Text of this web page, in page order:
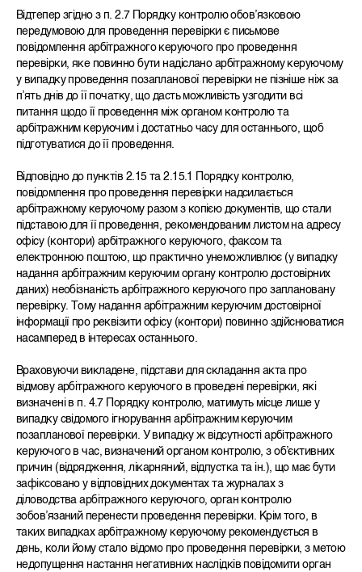
Відтепер згідно з п. 2.7 Порядку контролю обов’язковою
передумовою для проведення перевірки є письмове
повідомлення арбітражного керуючого про проведення
перевірки, яке повинно бути надіслано арбітражному керуючому
у випадку проведення позапланової перевірки не пізніше ніж за
п’ять днів до її початку, що дасть можливість узгодити всі
питання щодо її проведення між органом контролю та
арбітражним керуючим і достатньо часу для останнього, щоб
підготуватися до її проведення.
Відповідно до пунктів 2.15 та 2.15.1 Порядку контролю,
повідомлення про проведення перевірки надсилається
арбітражному керуючому разом з копією документів, що стали
підставою для її проведення, рекомендованим листом на адресу
офісу (контори) арбітражного керуючого, факсом та
електронною поштою, що практично унеможливлює (у випадку
надання арбітражним керуючим органу контролю достовірних
даних) необізнаність арбітражного керуючого про заплановану
перевірку. Тому надання арбітражним керуючим достовірної
інформації про реквізити офісу (контори) повинно здійснюватися
насамперед в інтересах останнього.
Враховуючи викладене, підстави для складання акта про
відмову арбітражного керуючого в проведені перевірки, які
визначені в п. 4.7 Порядку контролю, матимуть місце лише у
випадку свідомого ігнорування арбітражним керуючим
позапланової перевірки. У випадку ж відсутності арбітражного
керуючого в час, визначений органом контролю, з об’єктивних
причин (відрядження, лікарняний, відпустка та ін.), що має бути
зафіксовано у відповідних документах та журналах з
діловодства арбітражного керуючого, орган контролю
зобов’язаний перенести проведення перевірки. Крім того, в
таких випадках арбітражному керуючому рекомендується в
день, коли йому стало відомо про проведення перевірки, з метою
недопущення настання негативних наслідків повідомити орган